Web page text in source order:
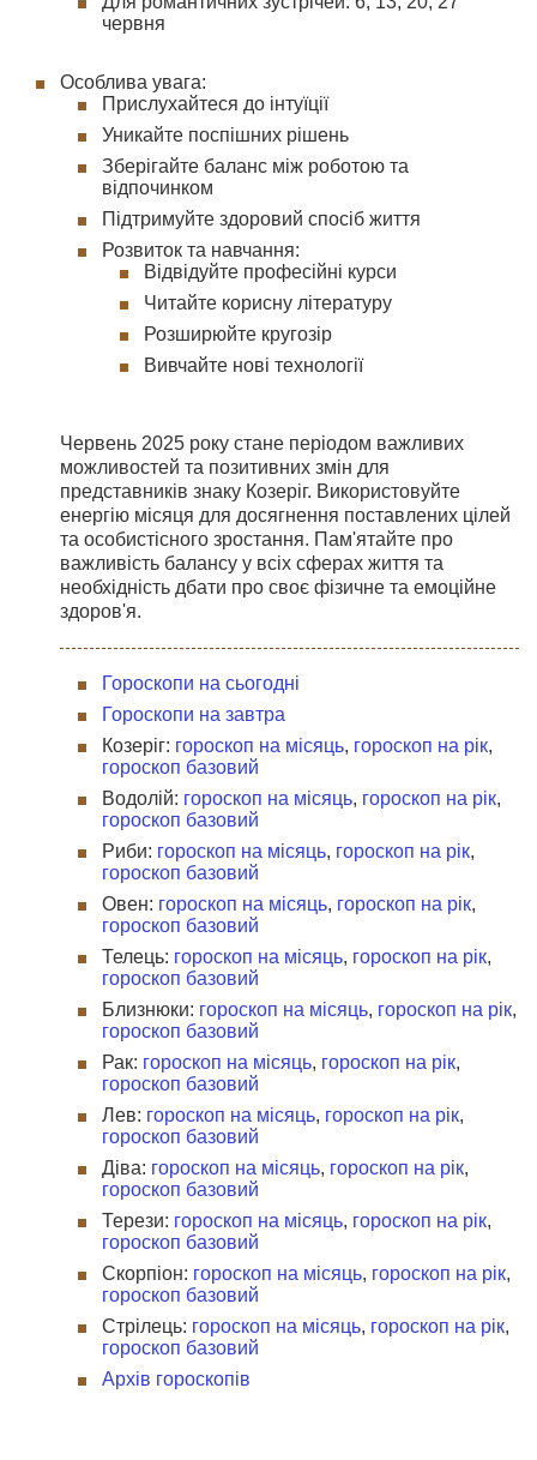
червня
Особлива увага:
Прислухайтеся до інтуїції
Уникайте поспішних рішень
Зберігайте баланс між роботою та
відпочинком
Підтримуйте здоровий спосіб життя
Розвиток та навчання:
Відвідуйте професійні курси
Читайте корисну літературу
Розширюйте кругозір
Вивчайте нові технології
Червень 2025 року стане періодом важливих
можливостей та позитивних змін для
представників знаку Козеріг. Використовуйте
енергію місяця для досягнення поставлених цілей
та особистісного зростання. Пам'ятайте про
важливість балансу у всіх сферах життя та
необхідність дбати про своє фізичне та емоційне
здоров'я.
Гороскопи на сьогодні
Гороскопи на завтра
Козеріг: гороскоп на місяць, гороскоп на рік,
гороскоп базовий
Водолій: гороскоп на місяць, гороскоп на рік,
гороскоп базовий
Риби: гороскоп на місяць, гороскоп на рік,
гороскоп базовий
Овен: гороскоп на місяць, гороскоп на рік,
гороскоп базовий
Телець: гороскоп на місяць, гороскоп на рік,
гороскоп базовий
Близнюки: гороскоп на місяць, гороскоп на рік,
гороскоп базовий
Рак: гороскоп на місяць, гороскоп на рік,
гороскоп базовий
Лев: гороскоп на місяць, гороскоп на рік,
гороскоп базовий
Діва: гороскоп на місяць, гороскоп на рік,
гороскоп базовий
Терези: гороскоп на місяць, гороскоп на рік,
гороскоп базовий
Скорпіон: гороскоп на місяць, гороскоп на рік,
гороскоп базовий
Стрілець: гороскоп на місяць, гороскоп на рік,
гороскоп базовий
Архів гороскопів